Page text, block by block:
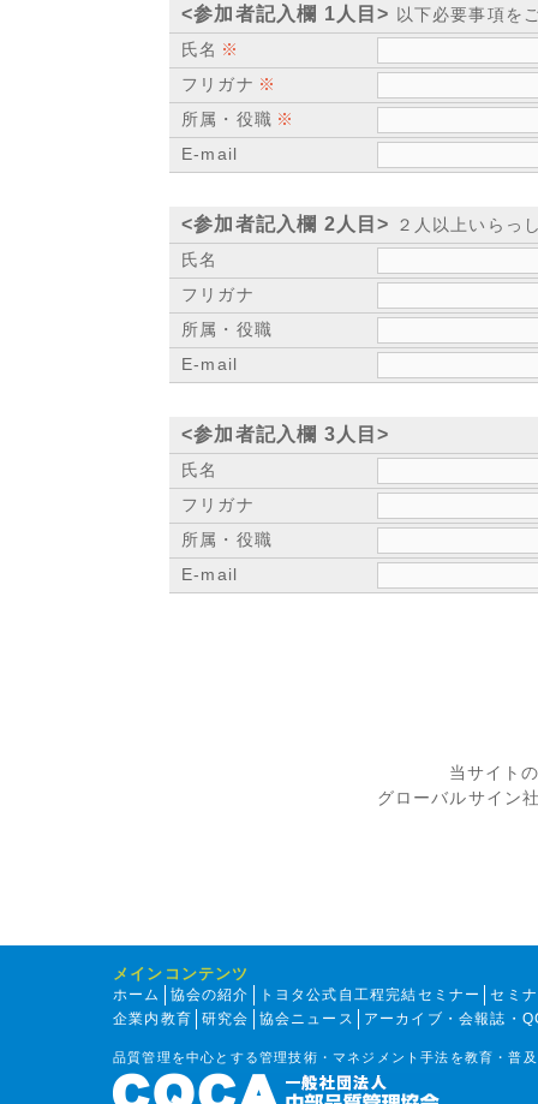
<参加者記入欄 1人目> 以下必要事項を
氏名
フリガナ
所属・役職
E-mail
<参加者記入欄 2人目> ２人以上いらっ
氏名
フリガナ
所属・役職
E-mail
<参加者記入欄 3人目>
氏名
フリガナ
所属・役職
E-mail
当サイト
グローバルサイン
メインコンテンツ
ホーム 協会の紹介 トヨタ公式自工程完結セミナー
セミ
企業内教育
研究会 協会ニュース アーカイブ・会報誌・
品質管理を中心とする管理技術・マネジメント手法を教育・普